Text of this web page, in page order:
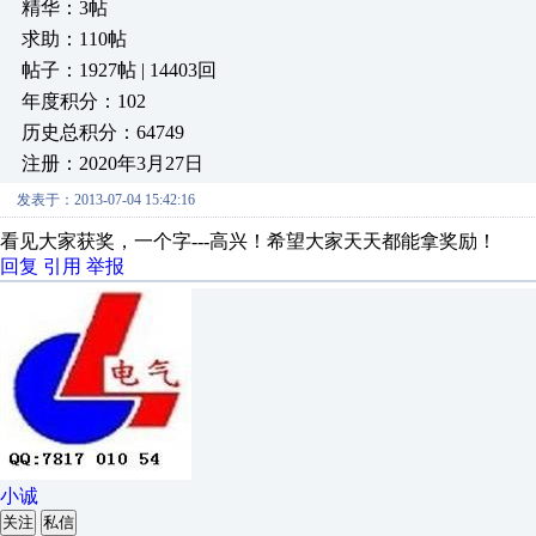
精华：3帖
求助：110帖
帖子：1927帖 | 14403回
年度积分：102
历史总积分：64749
注册：2020年3月27日
发表于：2013-07-04 15:42:16
看见大家获奖，一个字---高兴！希望大家天天都能拿奖励！
回复 引用 举报
小诚
关注 私信